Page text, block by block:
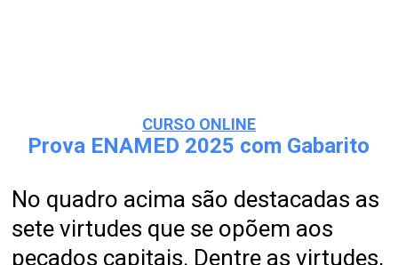
CURSO ONLINE
Prova ENAMED 2025 com Gabarito
No quadro acima são destacadas as
sete virtudes que se opõem aos
pecados capitais. Dentre as virtudes,